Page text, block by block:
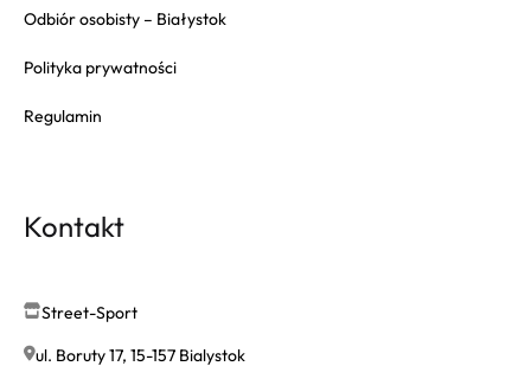
Odbiór osobisty – Białystok
Polityka prywatności
Regulamin
Kontakt
Street-Sport
ul. Boruty 17, 15-157 Bialystok